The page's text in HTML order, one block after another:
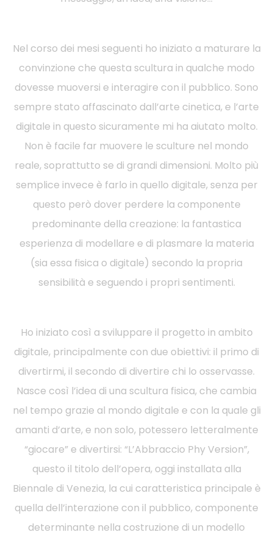
Nel corso dei mesi seguenti ho iniziato a maturare la
convinzione che questa scultura in qualche modo
dovesse muoversi e interagire con il pubblico. Sono
sempre stato affascinato dall’arte cinetica, e l’arte
digitale in questo sicuramente mi ha aiutato molto.
Non è facile far muovere le sculture nel mondo
reale, soprattutto se di grandi dimensioni. Molto più
semplice invece è farlo in quello digitale, senza per
questo però dover perdere la componente
predominante della creazione: la fantastica
esperienza di modellare e di plasmare la materia
(sia essa fisica o digitale) secondo la propria
sensibilità e seguendo i propri sentimenti.
Ho iniziato così a sviluppare il progetto in ambito
digitale, principalmente con due obiettivi: il primo di
divertirmi, il secondo di divertire chi lo osservasse.
Nasce così l’idea di una scultura fisica, che cambia
nel tempo grazie al mondo digitale e con la quale gli
amanti d’arte, e non solo, potessero letteralmente
“giocare” e divertirsi: “L’Abbraccio Phy Version”,
questo il titolo dell’opera, oggi installata alla
Biennale di Venezia, la cui caratteristica principale è
quella dell’interazione con il pubblico, componente
determinante nella costruzione di un modello